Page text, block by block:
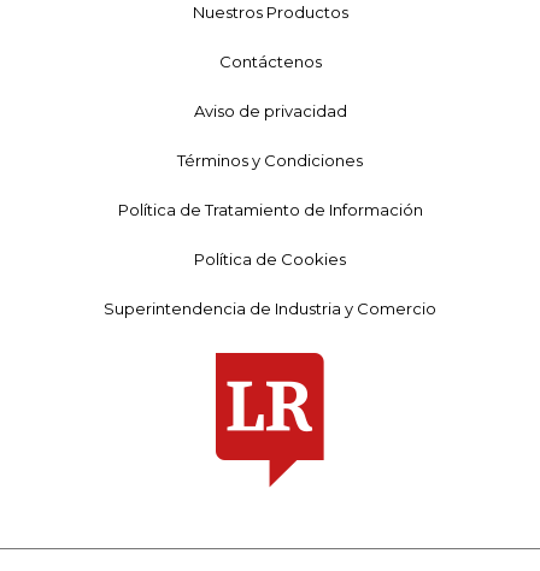
Nuestros Productos
Contáctenos
Aviso de privacidad
Términos y Condiciones
Política de Tratamiento de Información
Política de Cookies
Superintendencia de Industria y Comercio